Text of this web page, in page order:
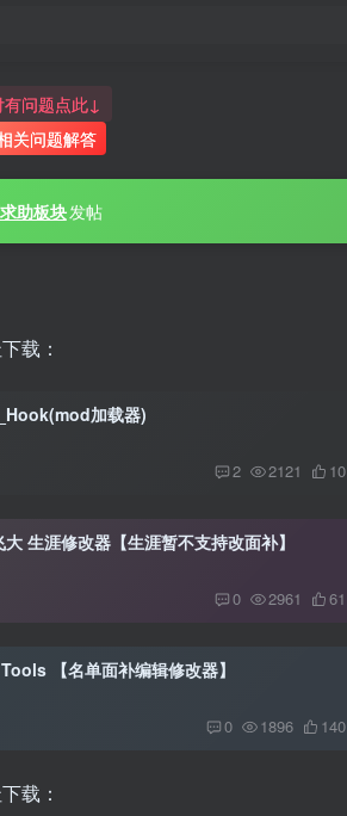
问题点此↓
关问题解答
助板块发帖
载：
加载器)
2 2121 10
生涯修改器【生涯暂不支持改面补】
0 2961 61
【名单面补编辑修改器】
0 1896 140
载：